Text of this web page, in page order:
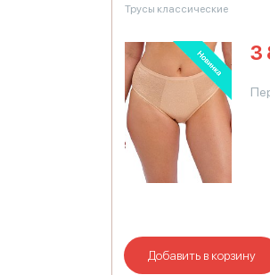
Трусы классические
3
Добавить в корзину